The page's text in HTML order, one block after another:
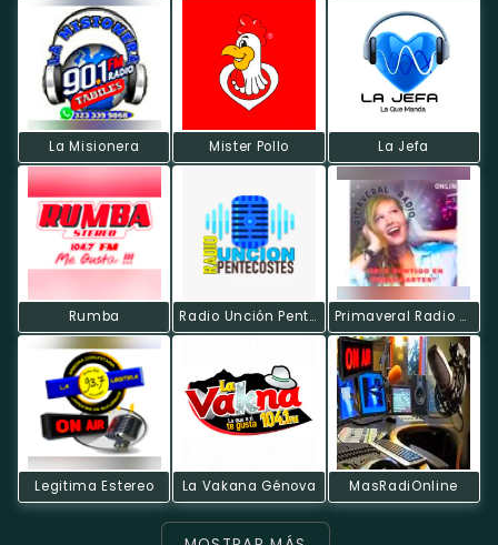
La Misionera Mister Pollo La Jefa
Rumba Radio Unción Pentecostes Primaveral Radio On Line
Legitima Estereo La Vakana Génova MasRadiOnline